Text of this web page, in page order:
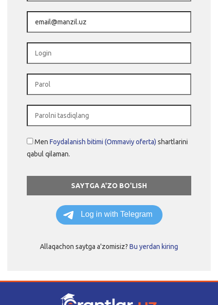
Men Foydalanish bitimi (Ommaviy oferta) shartlarini
qabul qilaman.
Allaqachon saytga a'zomisiz? Bu yerdan kiring